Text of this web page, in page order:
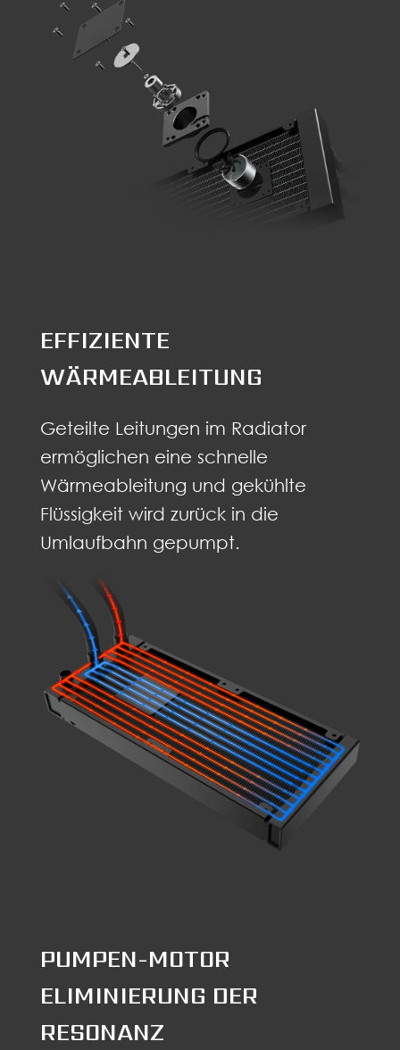
EFFIZIENTE
WÄRMEABLEITUNG
Geteilte Leitungen im Radiator
ermöglichen eine schnelle
Wärmeableitung und gekühlte
Flüssigkeit wird zurück in die
Umlaufbahn gepumpt.
PUMPEN-MOTOR
ELIMINIERUNG DER
RESONANZ